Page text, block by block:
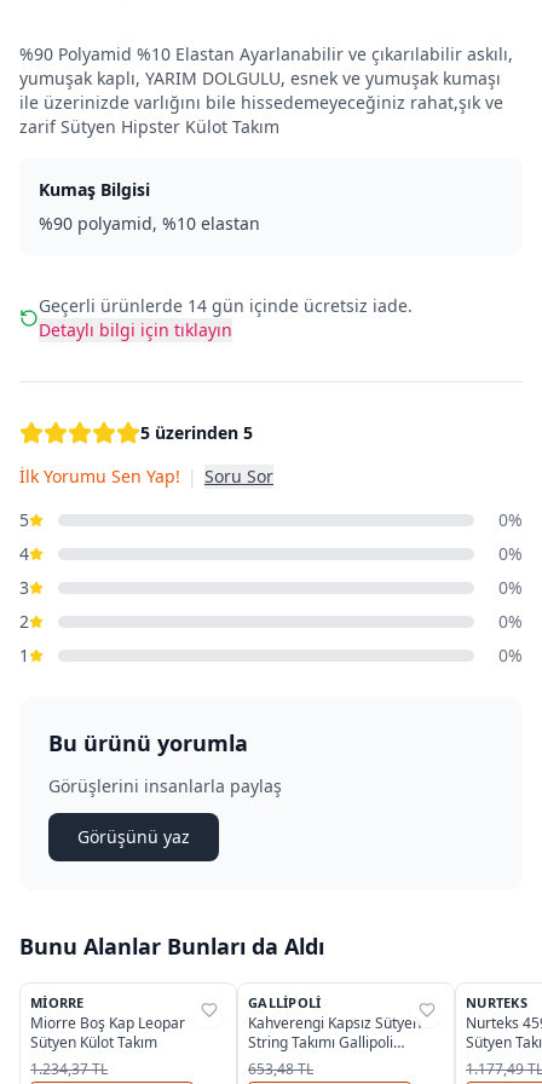
%90 Polyamid %10 Elastan Ayarlanabilir ve çıkarılabilir askılı,
yumuşak kaplı, YARIM DOLGULU, esnek ve yumuşak kumaşı
ile üzerinizde varlığını bile hissedemeyeceğiniz rahat,şık ve
zarif Sütyen Hipster Külot Takım
Kumaş Bilgisi
%90 polyamid, %10 elastan
Geçerli ürünlerde 14 gün içinde ücretsiz iade.
Detaylı bilgi için tıklayın
5 üzerinden 5
İlk Yorumu Sen Yap! | Soru Sor
5
0%
4
0%
3
0%
2
0%
1
0%
Bu ürünü yorumla
Görüşlerini insanlarla paylaş
Görüşünü yaz
Bunu Alanlar Bunları da Aldı
%46
MIORRE
Miorre Boş Kap Leopar
Sütyen Külot Takım
1.234,37 TL
%33
GALLIPOLI
Kahverengi Kapsız Sütyen
String Takımı Gallipoli
MGP31592
653,48 TL
%31
NURTEKS
Nurteks
Sütyen
1.177,49 TL